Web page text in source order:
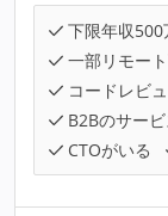
下限年収500
一部リモー
コードレビ
B2Bのサー
CTOがいる